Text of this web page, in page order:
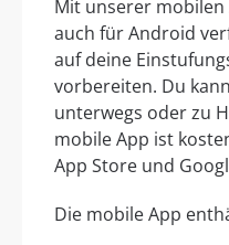
Mit unserer mobilen
auch für Android
auf deine
vorbereiten. Du
unterwegs oder zu
mobile App ist
App Store und
Die mobile App